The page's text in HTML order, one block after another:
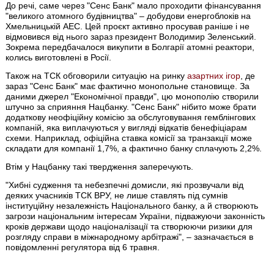
До речі, саме через "Сенс Банк" мало проходити фінансування
"великого атомного будівництва" – добудови енергоблоків на
Хмельницькій АЕС. Цей проєкт активно просував раніше і не
відмовився від нього зараз президент Володимир Зеленський.
Зокрема передбачалося викупити в Болгарії атомні реактори,
колись виготовлені в Росії.
Також на ТСК обговорили ситуацію на ринкуазартних ігор , де
зараз "Сенс Банк" має фактично монопольне становище. За
даними джерел "Економічної правди", цю монополію створили
штучно за сприяння Нацбанку. "Сенс Банк" нібито може брати
додаткову неофіційну комісію за обслуговування гемблінгових
компаній, яка виплачуються у вигляді відкатів бенефіціарам
схеми. Наприклад, офіційна ставка комісії за транзакції може
складати для компанії 1,7%, а фактично банку сплачують 2,2%.
Втім у Нацбанку такі твердження заперечують.
"Хибні судження та небезпечні домисли, які прозвучали від
деяких учасників ТСК ВРУ, не лише ставлять під сумнів
інституційну незалежність Національного банку, а й створюють
загрози національним інтересам України, підважуючи законність
кроків держави щодо націоналізації та створюючи ризики для
розгляду справи в міжнародному арбітражі", – зазначається в
повідомленні регулятора від 6 травня.